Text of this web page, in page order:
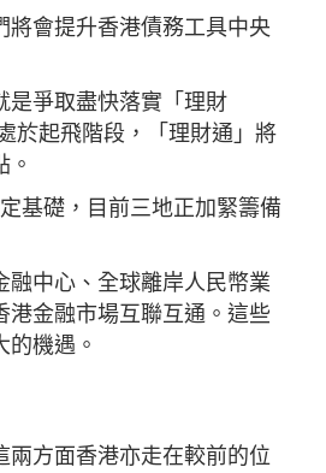
將會提升香港債務工具中央
是爭取盡快落實「理財
於起飛階段，「理財通」將
基礎，目前三地正加緊籌備
融中心、全球離岸人民幣業
金融市場互聯互通。這些
機遇。
方面香港亦走在較前的位